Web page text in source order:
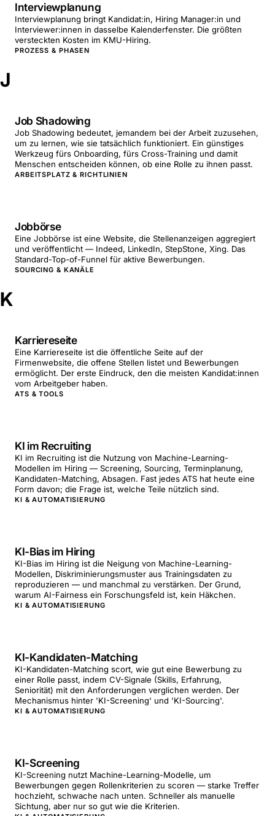
Interviewplanung
Interviewplanung bringt Kandidat:in, Hiring Manager:in und
Interviewer:innen in dasselbe Kalenderfenster. Die größten
versteckten Kosten im KMU-Hiring.
PROZESS & PHASEN
J
Job Shadowing
Job Shadowing bedeutet, jemandem bei der Arbeit zuzusehen,
um zu lernen, wie sie tatsächlich funktioniert. Ein günstiges
Werkzeug fürs Onboarding, fürs Cross-Training und damit
Menschen entscheiden können, ob eine Rolle zu ihnen passt.
ARBEITSPLATZ & RICHTLINIEN
Jobbörse
Eine Jobbörse ist eine Website, die Stellenanzeigen aggregiert
und veröffentlicht — Indeed, LinkedIn, StepStone, Xing. Das
Standard-Top-of-Funnel für aktive Bewerbungen.
SOURCING & KANÄLE
K
Karriereseite
Eine Karriereseite ist die öffentliche Seite auf der
Firmenwebsite, die offene Stellen listet und Bewerbungen
ermöglicht. Der erste Eindruck, den die meisten Kandidat:innen
vom Arbeitgeber haben.
ATS & TOOLS
KI im Recruiting
KI im Recruiting ist die Nutzung von Machine-Learning-
Modellen im Hiring — Screening, Sourcing, Terminplanung,
Kandidaten-Matching, Absagen. Fast jedes ATS hat heute eine
Form davon; die Frage ist, welche Teile nützlich sind.
KI & AUTOMATISIERUNG
KI-Bias im Hiring
KI-Bias im Hiring ist die Neigung von Machine-Learning-
Modellen, Diskriminierungsmuster aus Trainingsdaten zu
reproduzieren — und manchmal zu verstärken. Der Grund,
warum AI-Fairness ein Forschungsfeld ist, kein Häkchen.
KI & AUTOMATISIERUNG
KI-Kandidaten-Matching
KI-Kandidaten-Matching scort, wie gut eine Bewerbung zu
einer Rolle passt, indem CV-Signale (Skills, Erfahrung,
Seniorität) mit den Anforderungen verglichen werden. Der
Mechanismus hinter 'KI-Screening' und 'KI-Sourcing'.
KI & AUTOMATISIERUNG
KI-Screening
KI-Screening nutzt Machine-Learning-Modelle, um
Bewerbungen gegen Rollenkriterien zu scoren — starke Treffer
hochzieht, schwache nach unten. Schneller als manuelle
Sichtung, aber nur so gut wie die Kriterien.